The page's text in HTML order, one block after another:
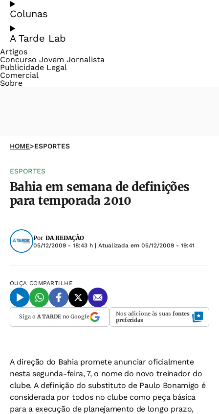
Colunas
A Tarde Lab
Artigos
Concurso Jovem Jornalista
Publicidade Legal
Comercial
Sobre
HOME>ESPORTES
ESPORTES
Bahia em semana de definições
para temporada 2010
Por DA REDAÇÃO
05/12/2009 - 18:43 h | Atualizada em 05/12/2009 - 19:41
OUÇA COMPARTILHE
Siga oA TARDEno Google Nos adicione às suas fontes
preferidas
A direção do Bahia promete anunciar oficialmente
nesta segunda-feira, 7, o nome do novo treinador do
clube. A definição do substituto de Paulo Bonamigo é
considerada por todos no clube como peça básica
para a execução de planejamento de longo prazo,